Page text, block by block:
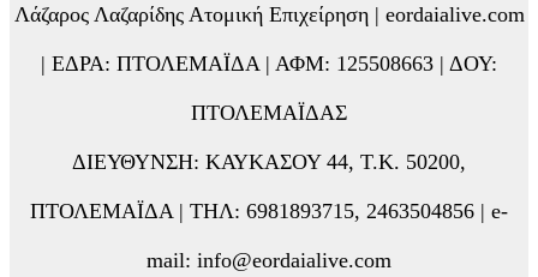
Λάζαρος Λαζαρίδης Ατομική Επιχείρηση | eordaialive.com
| ΕΔΡΑ: ΠΤΟΛΕΜΑΪΔΑ | ΑΦΜ: 125508663 | ΔΟΥ:
ΠΤΟΛΕΜΑΪΔΑΣ
ΔΙΕΥΘΥΝΣΗ: ΚΑΥΚΑΣΟΥ 44, Τ.Κ. 50200,
ΠΤΟΛΕΜΑΪΔΑ | ΤΗΛ: 6981893715, 2463504856 | e-
mail: info@eordaialive.com